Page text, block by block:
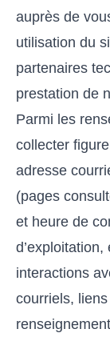
auprès de
utilisation du
partenaires
prestation de
Parmi les
collecter
adresse
(pages
et heure de
interactions
courriels,